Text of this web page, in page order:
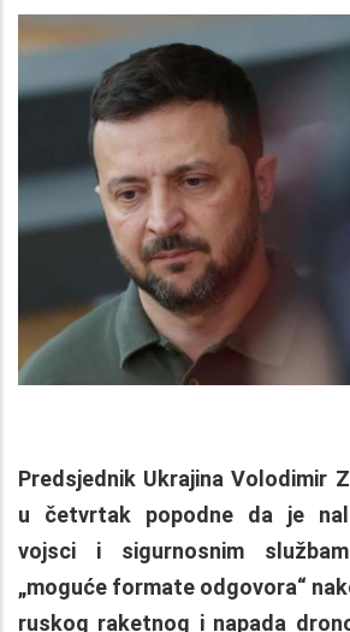
Predsjednik Ukrajina Volodimir
u četvrtak popodne da je
vojsci i sigurnosnim
„moguće formate odgovora“
ruskog raketnog i napada